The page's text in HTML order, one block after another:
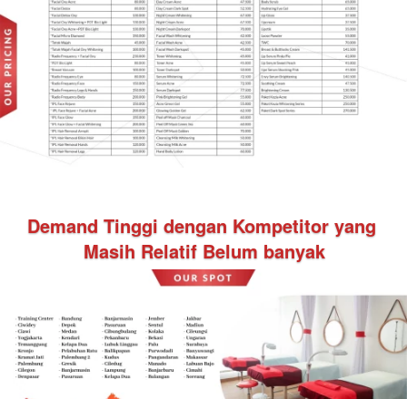
Demand Tinggi dengan Kompetitor yang
Masih Relatif Belum banyak